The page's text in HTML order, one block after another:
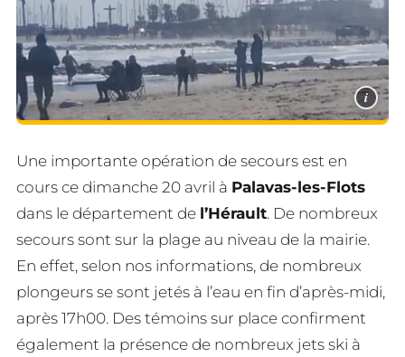
i
Une importante opération de secours est en
cours ce dimanche 20 avril à Palavas-les-Flots
dans le département de l’Hérault. De nombreux
secours sont sur la plage au niveau de la mairie.
En effet, selon nos informations, de nombreux
plongeurs se sont jetés à l’eau en fin d’après-midi,
après 17h00. Des témoins sur place confirment
également la présence de nombreux jets ski à